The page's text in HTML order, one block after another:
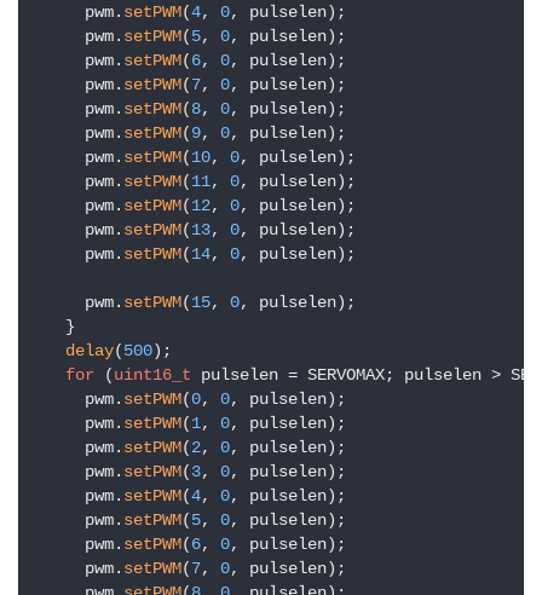
     pwm.
setPWM(4, 0, pulselen);
     pwm.
setPWM(5, 0, pulselen);
     pwm.
setPWM(6, 0, pulselen);
     pwm.
setPWM(7, 0, pulselen);
     pwm.
setPWM(8, 0, pulselen);
     pwm.
setPWM(9, 0, pulselen);
     pwm.
setPWM(10, 0, pulselen);
     pwm.
setPWM(11, 0, pulselen);
     pwm.
setPWM(12, 0, pulselen);
     pwm.
setPWM(13, 0, pulselen);
     pwm.
setPWM(14, 0, pulselen);
     pwm.
setPWM(15, 0, pulselen);
   }
delay(500);
for (uint16_t pulselen = SERVOMAX; pulselen >
     pwm.
setPWM(0, 0, pulselen);
     pwm.
setPWM(1, 0, pulselen);
     pwm.
setPWM(2, 0, pulselen);
     pwm.
setPWM(3, 0, pulselen);
     pwm.
setPWM(4, 0, pulselen);
     pwm.
setPWM(5, 0, pulselen);
     pwm.
setPWM(6, 0, pulselen);
     pwm.
setPWM(7, 0, pulselen);